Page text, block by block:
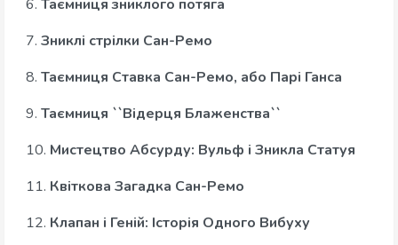
6. Таємниця зниклого потяга
7. Зниклі стрілки Сан-Ремо
8. Таємниця Ставка Сан-Ремо, або Парі Ганса
9. Таємниця ``Відерця Блаженства``
10. Мистецтво Абсурду: Вульф і Зникла Статуя
11. Квіткова Загадка Сан-Ремо
12. Клапан і Геній: Історія Одного Вибуху